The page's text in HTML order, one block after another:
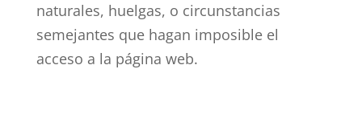
naturales, huelgas, o circunstancias
semejantes que hagan imposible el
acceso a la página web.